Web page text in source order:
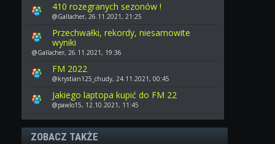
410 rozegranych sezonów !
@Gallacher, 26.11.2021, 21:25
Przechwałki, rekordy, niesamowite
wyniki
@Gallacher, 26.11.2021, 19:36
FM 2022
@krystian125_chudy, 24.11.2021, 00:45
Jakiego laptopa kupić do FM 22
@pawlo15, 12.10.2021, 11:45
ZOBACZ TAKŻE